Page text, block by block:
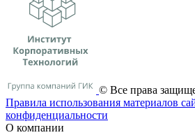
© Все права
Правила использования материалов
конфиденциальности
О компании